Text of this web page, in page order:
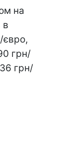
на
в
євро,
грн/
грн/